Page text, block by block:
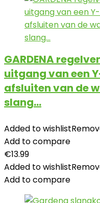
GARDENA
uitgang van een
afsluiten van de
slang…
Added to wishlist
Add to compare
€13.99
Added to wishlist
Add to compare